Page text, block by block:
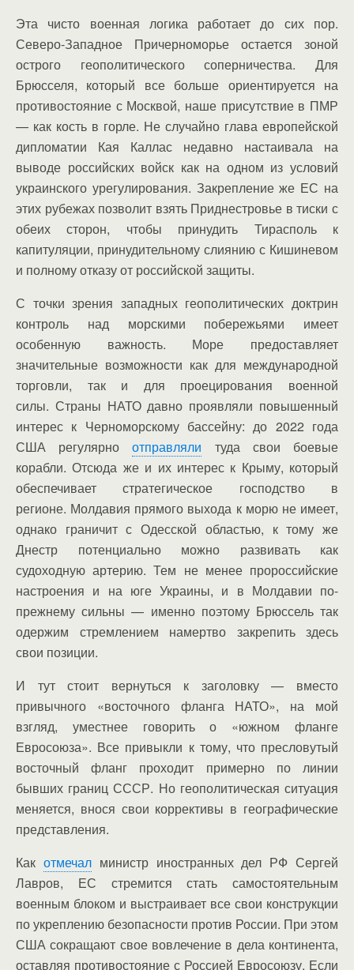
Эта чисто военная логика работает до сих пор.
Северо-Западное Причерноморье остается зоной
острого геополитического соперничества. Для
Брюсселя, который все больше ориентируется на
противостояние с Москвой, наше присутствие в ПМР
— как кость в горле. Не случайно глава европейской
дипломатии Кая Каллас недавно настаивала на
выводе российских войск как на одном из условий
украинского урегулирования. Закрепление же ЕС на
этих рубежах позволит взять Приднестровье в тиски с
обеих сторон, чтобы принудить Тирасполь к
капитуляции, принудительному слиянию с Кишиневом
и полному отказу от российской защиты.
С точки зрения западных геополитических доктрин
контроль над морскими побережьями имеет
особенную важность. Море предоставляет
значительные возможности как для международной
торговли, так и для проецирования военной
силы. Страны НАТО давно проявляли повышенный
интерес к Черноморскому бассейну: до 2022 года
США регулярноотправляли туда свои боевые
корабли. Отсюда же и их интерес к Крыму, который
обеспечивает стратегическое господство в
регионе. Молдавия прямого выхода к морю не имеет,
однако граничит с Одесской областью, к тому же
Днестр потенциально можно развивать как
судоходную артерию. Тем не менее пророссийские
настроения и на юге Украины, и в Молдавии по-
прежнему сильны — именно поэтому Брюссель так
одержим стремлением намертво закрепить здесь
свои позиции.​
И тут стоит вернуться к заголовку — вместо
привычного «восточного фланга НАТО», на мой
взгляд, уместнее говорить о «южном фланге
Евросоюза». Все привыкли к тому, что пресловутый
восточный фланг проходит примерно по линии
бывших границ СССР. Но геополитическая ситуация
меняется, внося свои коррективы в географические
представления.
Как отмечалминистр иностранных дел РФ Сергей
Лавров, ЕС стремится стать самостоятельным
военным блоком и выстраивает все свои конструкции
по укреплению безопасности против России. При этом
США сокращают свое вовлечение в дела континента,
оставляя противостояние с Россией Евросоюзу. Если